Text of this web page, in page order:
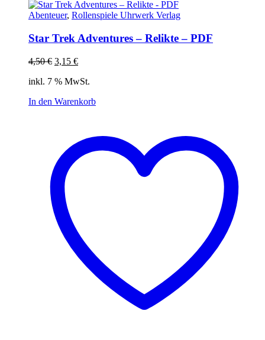
Abenteuer, Rollenspiele Uhrwerk Verlag
Star Trek Adventures – Relikte – PDF
4,50€ Ursprünglicher
war:
3,15 €Aktueller
ist:
inkl. 7 % MwSt.
In den Warenkorb